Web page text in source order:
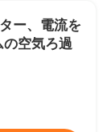
ー、電流を
の空気ろ過